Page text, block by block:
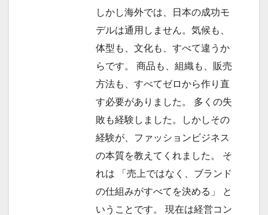
しかし海外では、日本の成功モ
デルは通用しません。気候も、
体型も、文化も、すべて違うか
らです。 商品も、組織も、販売
方法も、すべてゼロから作り直
す必要がありました。 多くの失
敗も経験しました。しかしその
経験が、ファッションビジネス
の本質を教えてくれました。 そ
れは 「売上ではなく、ブランド
の仕組みがすべてを決める」 と
いうことです。 現在は経営コン